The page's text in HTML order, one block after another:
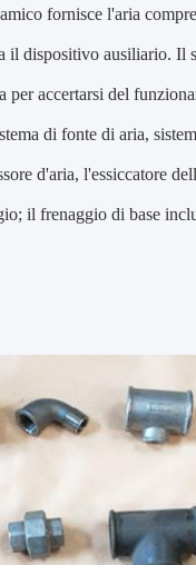
fornisce l'aria
dispositivo ausiliario. Il
per accertarsi del
di fonte di aria,
d'aria, l'essiccatore
il frenaggio di base